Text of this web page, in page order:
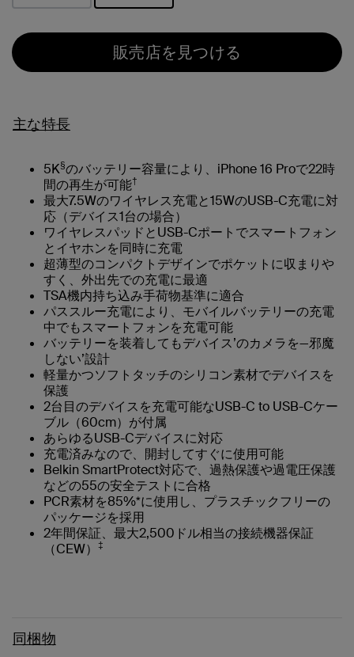
販売店を見つける
主な特長
5K§のバッテリー容量により、iPhone 16 Proで22時
間の再生が可能†
最大7.5Wのワイヤレス充電と15WのUSB-C充電に対
応（デバイス1台の場合）
ワイヤレスパッドとUSB-Cポートでスマートフォン
とイヤホンを同時に充電
超薄型のコンパクトデザインでポケットに収まりや
すく、外出先での充電に最適
TSA機内持ち込み手荷物基準に適合
パススルー充電により、モバイルバッテリーの充電
中でもスマートフォンを充電可能
バッテリーを装着してもデバイス’のカメラを—邪魔
しない’設計
軽量かつソフトタッチのシリコン素材でデバイスを
保護
2台目のデバイスを充電可能なUSB-C to USB-Cケー
ブル（60cm）が付属
あらゆるUSB-Cデバイスに対応
充電済みなので、開封してすぐに使用可能
Belkin SmartProtect対応で、過熱保護や過電圧保護
などの55の安全テストに合格
PCR素材を85%*に使用し、プラスチックフリーの
パッケージを採用
2年間保証、最大2,500ドル相当の接続機器保証
（CEW）
‡
同梱物